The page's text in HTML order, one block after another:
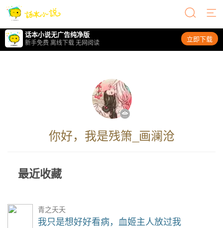
话本小说无广告纯净版
新手免费 离线下载 无网阅读 立即下载
你好，我是残箫_画澜沧
最近收藏
青之夭夭
我只是想好好看病，血姬主人放过我